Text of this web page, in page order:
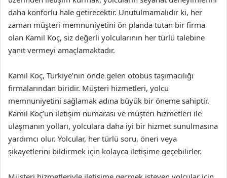
daha konforlu hale getirecektir. Unutulmamalıdır ki, her
zaman müşteri memnuniyetini ön planda tutan bir firma
olan Kamil Koç, siz değerli yolcularının her türlü talebine
yanıt vermeyi amaçlamaktadır.
Kamil Koç, Türkiye’nin önde gelen otobüs taşımacılığı
firmalarından biridir. Müşteri hizmetleri, yolcu
memnuniyetini sağlamak adına büyük bir öneme sahiptir.
Kamil Koç’un iletişim numarası ve müşteri hizmetleri ile
ulaşmanın yolları, yolculara daha iyi bir hizmet sunulmasına
yardımcı olur. Yolcular, her türlü soru, öneri veya
şikayetlerini bildirmek için kolayca iletişime geçebilirler.